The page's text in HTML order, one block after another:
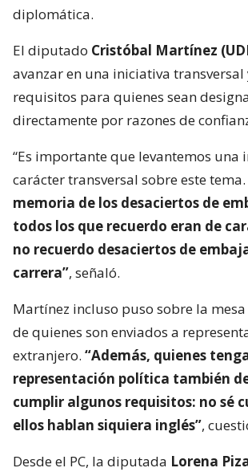
diplomática.
El diputado Cristóbal Martínez
avanzar en una iniciativa transversal
requisitos para quienes sean
directamente por razones de
“Es importante que levantemos una
carácter transversal sobre este tema.
memoria de los desaciertos de
todos los que recuerdo eran de
no recuerdo desaciertos de
carrera”, señaló.
Martínez incluso puso sobre la
de quienes son enviados a
extranjero. “Además, quienes
representación política también
cumplir algunos requisitos: no sé
ellos hablan siquiera inglés”,
Desde el PC, la diputada Lorena